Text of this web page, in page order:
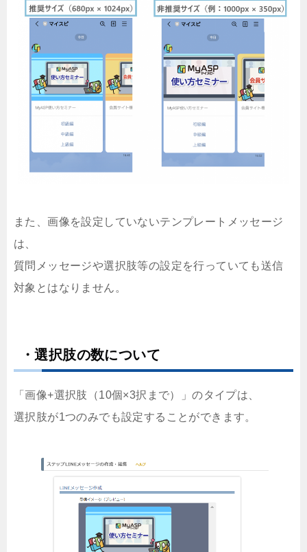
また、画像を設定していないテンプレートメッセージ
は、
質問メッセージや選択肢等の設定を行っていても送信
対象とはなりません。
・選択肢の数について
「画像+選択肢（10個×3択まで）」のタイプは、
選択肢が1つのみでも設定することができます。